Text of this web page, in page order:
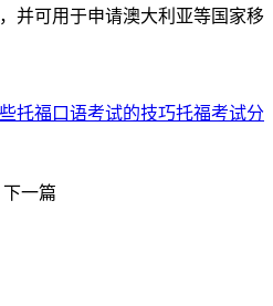
并可用于申请澳大利亚等国家移
托福口语考试的技巧托福考试分
下一篇